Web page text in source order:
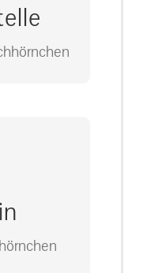
anrufen
Infos